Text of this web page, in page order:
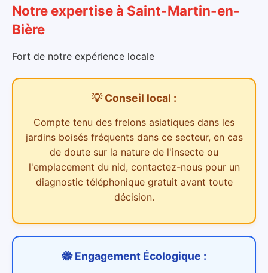
Notre expertiseà Saint-Martin-en-
Bière
Fort de notre expérience locale
💡 Conseil local :
Compte tenu des frelons asiatiques dans les
jardins boisés fréquents dans ce secteur, en cas
de doute sur la nature de l'insecte ou
l'emplacement du nid, contactez-nous pour un
diagnostic téléphonique gratuit avant toute
décision.
🐝 Engagement Écologique :